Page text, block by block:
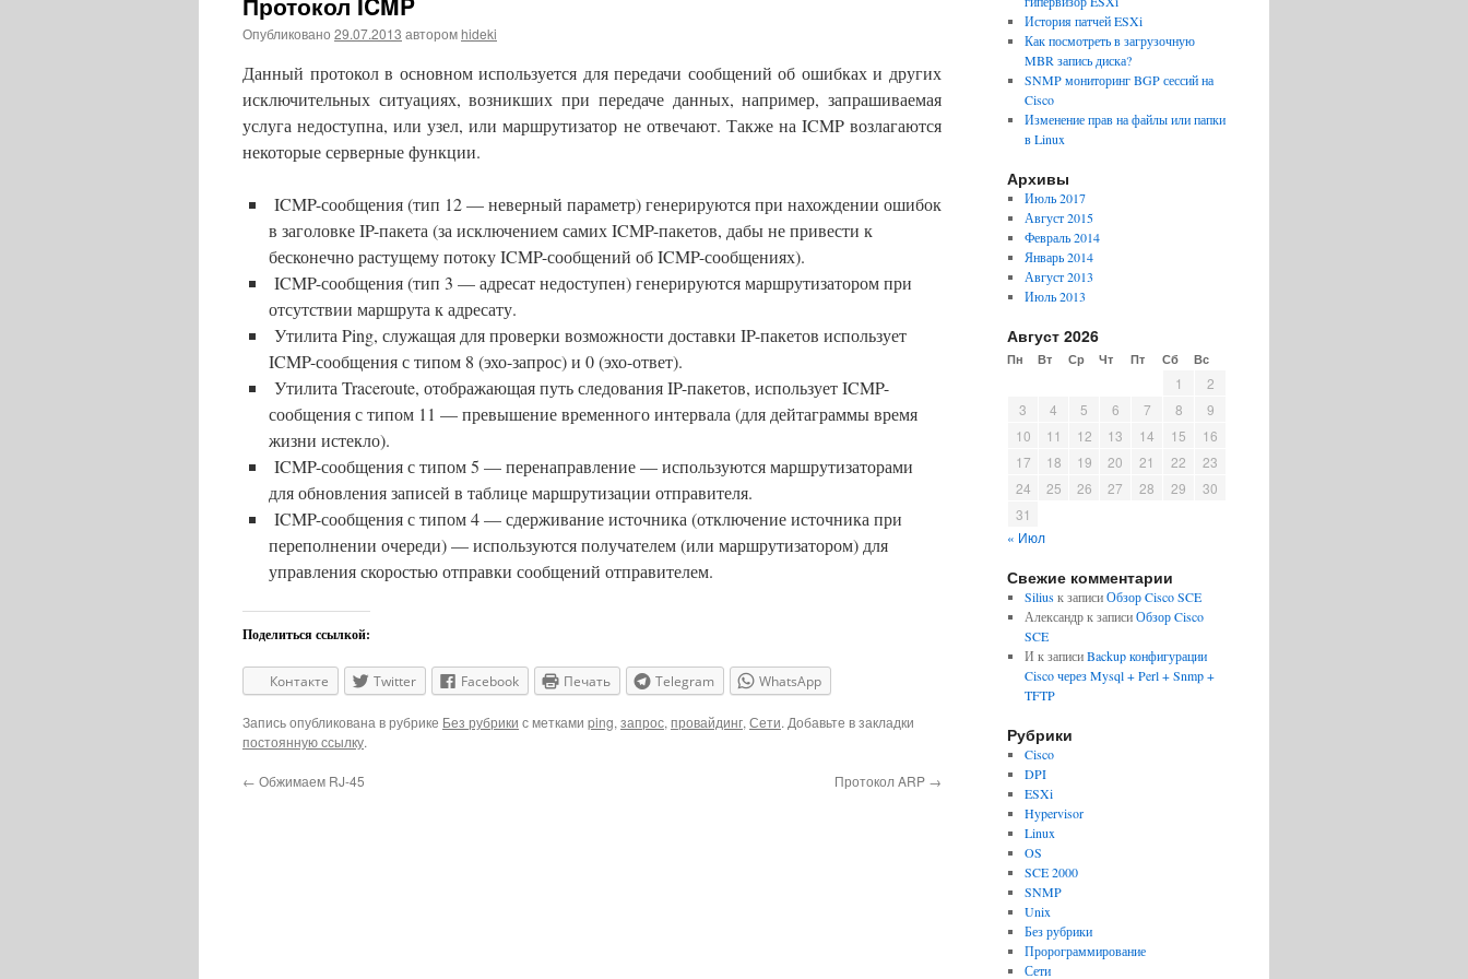
Опубликовано 29.07.2013 автором hideki
Данный протокол в основном используется для передачи сообщений об ошибках и других
исключительных ситуациях, возникших при передаче данных, например, запрашиваемая
услуга недоступна, или узел, или маршрутизатор не отвечают. Также на ICMP возлагаются
некоторые серверные функции.
ICMP-сообщения (тип 12 — неверный параметр) генерируются при нахождении ошибок
в заголовке IP-пакета (за исключением самих ICMP-пакетов, дабы не привести к
бесконечно растущему потоку ICMP-сообщений об ICMP-сообщениях).
ICMP-сообщения (тип 3 — адресат недоступен) генерируются маршрутизатором при
отсутствии маршрута к адресату.
Утилита Ping, служащая для проверки возможности доставки IP-пакетов использует
ICMP-сообщения с типом 8 (эхо-запрос) и 0 (эхо-ответ).
Утилита Traceroute, отображающая путь следования IP-пакетов, использует ICMP-
сообщения с типом 11 — превышение временного интервала (для дейтаграммы время
жизни истекло).
ICMP-сообщения с типом 5 — перенаправление — используются маршрутизаторами
для обновления записей в таблице маршрутизации отправителя.
ICMP-сообщения с типом 4 — сдерживание источника (отключение источника при
переполнении очереди) — используются получателем (или маршрутизатором) для
управления скоростью отправки сообщений отправителем.
Поделиться ссылкой:
Контакте Twitter Facebook Печать Telegram WhatsApp
Запись опубликована в рубрике Без рубрики с метками ping, запрос, провайдинг, Сети. Добавьте в закладки
постоянную ссылку.
← Обжимаем RJ-45 Протокол ARP →
История патчей ESXi
Как посмотреть в загрузочную
MBR запись диска?
SNMP мониторинг BGP сессий на
Cisco
Изменение прав на файлы или папки
в Linux
Архивы
Июль 2017
Август 2015
Февраль 2014
Январь 2014
Август 2013
Июль 2013
Август 2026
Пн Вт Ср Чт Пт Сб Вс
« Июл
1
2
3
4 5 6 7 8
9
10
11 12 13 14 15
16
17
18 19 20 21 22
23
24
25 26 27 28 29
30
31
Свежие комментарии
Siliusк записиОбзор Cisco SCE
Александрк записиОбзор Cisco
SCE
И к записиBackup конфигурации
Cisco через Mysql + Perl + Snmp +
TFTP
Рубрики
Cisco
DPI
ESXi
Hypervisor
Linux
OS
SCE 2000
SNMP
Unix
Без рубрики
Пророграммирование
Сети